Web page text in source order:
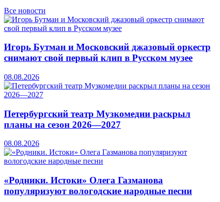
Все новости
Игорь Бутман и Московский джазовый оркестр
снимают свой первый клип в Русском музее
08.08.2026
Петербургский театр Музкомедии раскрыл
планы на сезон 2026—2027
08.08.2026
«Родники. Истоки» Олега Газманова
популяризуют вологодские народные песни